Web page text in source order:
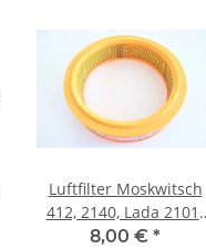
Luftfilter Moskwitsch
412, 2140, Lada 2101-
2107.
8,00 € *